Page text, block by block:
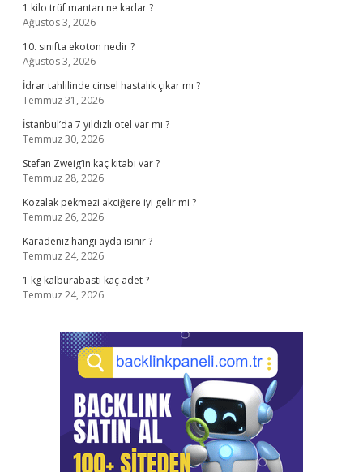
1 kilo trüf mantarı ne kadar ?
Ağustos 3, 2026
10. sınıfta ekoton nedir ?
Ağustos 3, 2026
İdrar tahlilinde cinsel hastalık çıkar mı ?
Temmuz 31, 2026
İstanbul’da 7 yıldızlı otel var mı ?
Temmuz 30, 2026
Stefan Zweig’in kaç kitabı var ?
Temmuz 28, 2026
Kozalak pekmezi akciğere iyi gelir mi ?
Temmuz 26, 2026
Karadeniz hangi ayda ısınır ?
Temmuz 24, 2026
1 kg kalburabastı kaç adet ?
Temmuz 24, 2026